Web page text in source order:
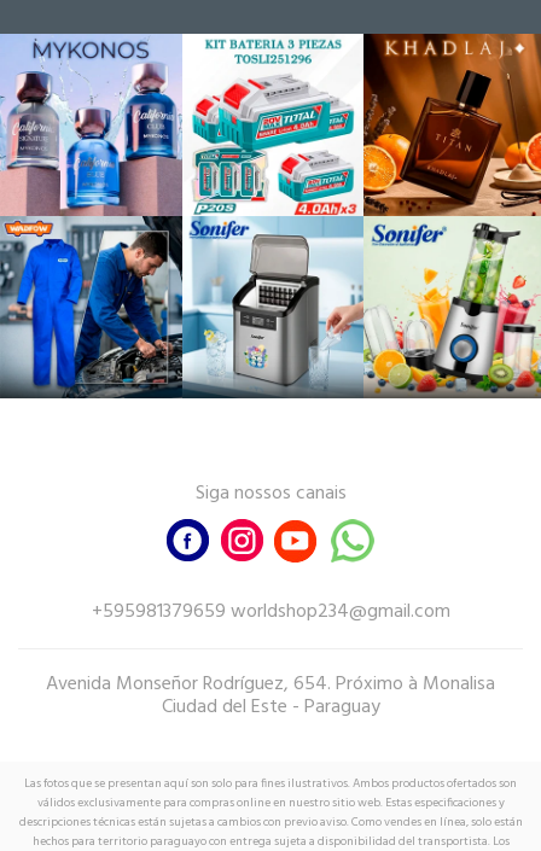
Siga nossos canais
+595981379659 worldshop234@gmail.com
Avenida Monseñor Rodríguez, 654. Próximo à Monalisa
Ciudad del Este - Paraguay
Las fotos que se presentan aquí son solo para fines ilustrativos. Ambos productos ofertados son
válidos exclusivamente para compras online en nuestro sitio web. Estas especificaciones y
descripciones técnicas están sujetas a cambios con previo aviso. Como vendes en línea, solo están
hechos para territorio paraguayo con entrega sujeta a disponibilidad del transportista. Los